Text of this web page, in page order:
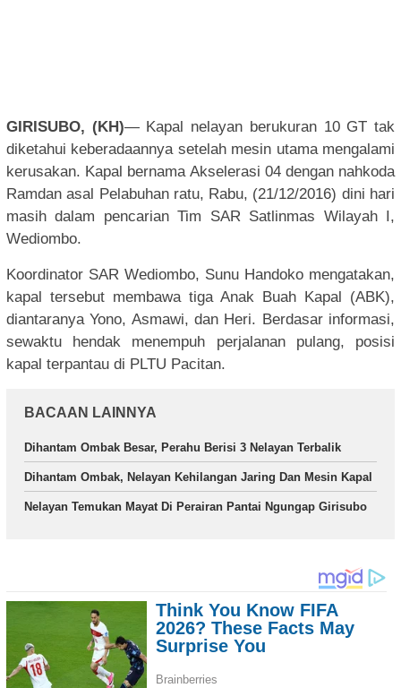
GIRISUBO, (KH)— Kapal nelayan berukuran 10 GT tak
diketahui keberadaannya setelah mesin utama mengalami
kerusakan. Kapal bernama Akselerasi 04 dengan nahkoda
Ramdan asal Pelabuhan ratu, Rabu, (21/12/2016) dini hari
masih dalam pencarian Tim SAR Satlinmas Wilayah I,
Wediombo.
Koordinator SAR Wediombo, Sunu Handoko mengatakan,
kapal tersebut membawa tiga Anak Buah Kapal (ABK),
diantaranya Yono, Asmawi, dan Heri. Berdasar informasi,
sewaktu hendak menempuh perjalanan pulang, posisi
kapal terpantau di PLTU Pacitan.
BACAAN LAINNYA
Dihantam Ombak Besar, Perahu Berisi 3 Nelayan Terbalik
Dihantam Ombak, Nelayan Kehilangan Jaring Dan Mesin Kapal
Nelayan Temukan Mayat Di Perairan Pantai Ngungap Girisubo